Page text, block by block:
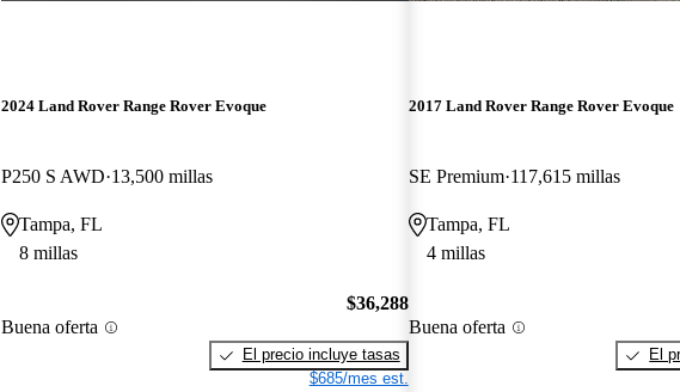
2024 Land Rover Range Rover Evoque
P250 S AWD 13,500 millas
Tampa, FL
8 millas
Buena oferta
$36,288
El precio incluye tasas
$685/mes est.
2017 Land Rover Range Rover Evoque
SE Premium 117,615 millas
Tampa, FL
4 millas
Buena oferta
El